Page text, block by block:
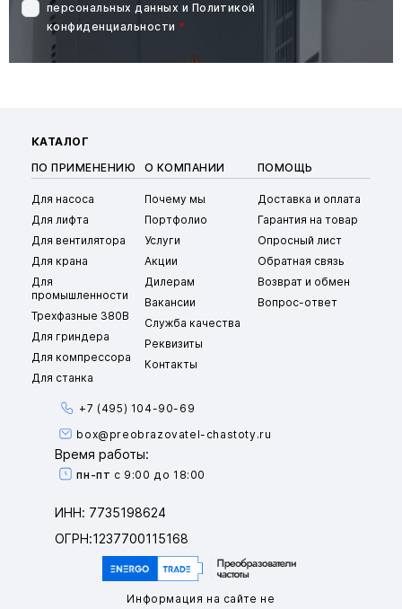
персональных данных и Политикой
конфиденциальности *
КАТАЛОГ
ПО ПРИМЕНЕНИЮ
Для насоса
Для лифта
Для вентилятора
Для крана
Для
промышленности
Трехфазные 380В
Для гриндера
Для компрессора
Для станка
О КОМПАНИИ
Почему мы
Портфолио
Услуги
Акции
Дилерам
Вакансии
Служба качества
Реквизиты
Контакты
ПОМОЩЬ
Доставка и оплата
Гарантия на товар
Опросный лист
Обратная связь
Возврат и обмен
Вопрос-ответ
+7 (495) 104-90-69
box@preobrazovatel-chastoty.ru
Время работы:
пн-пт с 9:00 до 18:00
ИНН: 7735198624
ОГРН:1237700115168
Информация на сайте не